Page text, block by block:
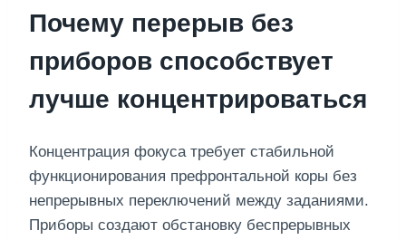
Почему перерыв без
приборов способствует
лучше концентрироваться
Концентрация фокуса требует стабильной
функционирования префронтальной коры без
непрерывных переключений между заданиями.
Приборы создают обстановку беспрерывных